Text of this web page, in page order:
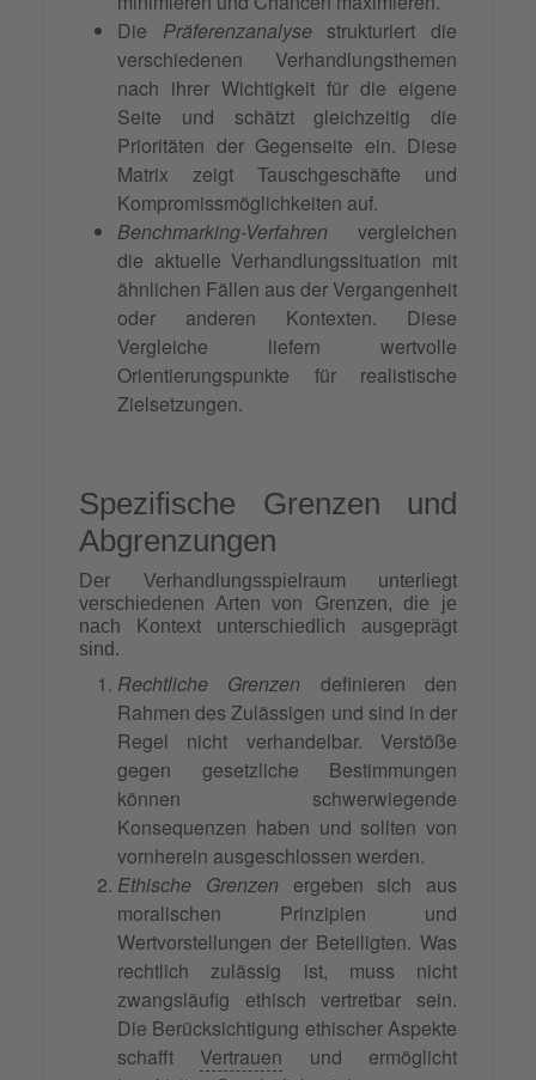
Die Präferenzanalysestrukturiert die
verschiedenen Verhandlungsthemen
nach ihrer Wichtigkeit für die eigene
Seite und schätzt gleichzeitig die
Prioritäten der Gegenseite ein. Diese
Matrix zeigt Tauschgeschäfte und
Kompromissmöglichkeiten auf.
Benchmarking-Verfahren vergleichen
die aktuelle Verhandlungssituation mit
ähnlichen Fällen aus der Vergangenheit
oder anderen Kontexten. Diese
Vergleiche liefern wertvolle
Orientierungspunkte für realistische
Zielsetzungen.
Spezifische Grenzen und
Abgrenzungen
Der Verhandlungsspielraum unterliegt
verschiedenen Arten von Grenzen, die je
nach Kontext unterschiedlich ausgeprägt
sind.
Rechtliche Grenzen definieren den
Rahmen des Zulässigen und sind in der
Regel nicht verhandelbar. Verstöße
gegen gesetzliche Bestimmungen
können schwerwiegende
Konsequenzen haben und sollten von
vornherein ausgeschlossen werden.
Ethische Grenzen ergeben sich aus
moralischen Prinzipien und
Wertvorstellungen der Beteiligten. Was
rechtlich zulässig ist, muss nicht
zwangsläufig ethisch vertretbar sein.
Die Berücksichtigung ethischer Aspekte
schafft Vertrauen und ermöglicht